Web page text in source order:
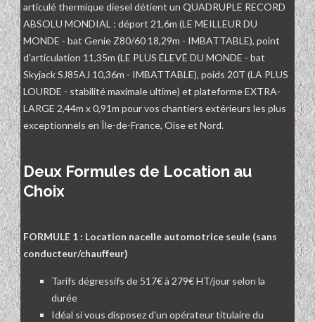
articulé thermique diesel détient un QUADRUPLE RECORD
ABSOLU MONDIAL : déport 21,6m (LE MEILLEUR DU
MONDE - bat Genie Z80/60 18,29m - IMBATTABLE), point
d'articulation 11,35m (LE PLUS ÉLEVÉ DU MONDE - bat
Skyjack SJ85AJ 10,36m - IMBATTABLE), poids 20T (LA PLUS
LOURDE - stabilité maximale ultime) et plateforme EXTRA-
LARGE 2,44m x 0,91m pour vos chantiers extérieurs les plus
exceptionnels en Île-de-France, Oise et Nord.
Deux Formules de Location au
Choix
FORMULE 1 : Location nacelle automotrice seule (sans
conducteur/chauffeur)
Tarifs dégressifs de 517€ à 279€ HT/jour selon la
durée
Idéal si vous disposez d'un opérateur titulaire du